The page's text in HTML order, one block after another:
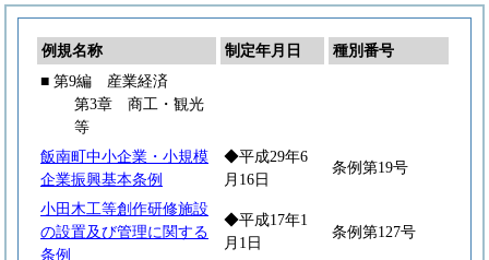
例規名称 制定年月日
種別番号
■ 第9編 産業経済
第3章 商工・観光
等
飯南町中小企業・小規模
企業振興基本条例
◆平成29年6
月16日
条例第19号
小田木工等創作研修施設
の設置及び管理に関する
条例
◆平成17年1
月1日
条例第127号